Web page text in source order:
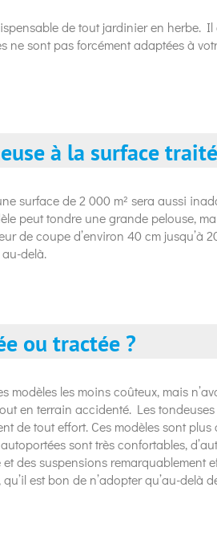
de tout jardinier en herbe.
ne sont pas forcément adaptées à
à la surface
surface de 2 000 m² sera aussi
peut tondre une grande pelouse,
de coupe d’environ 40 cm jusqu’à
au-delà.
ou tractée ?
modèles les moins coûteux, mais
en terrain accidenté. Les
de tout effort. Ces modèles sont
sont très confortables,
des suspensions remarquablement
est bon de n’adopter qu’au-delà